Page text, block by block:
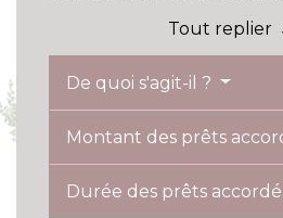
Tout replier
De quoi s'agit-il ?
Montant des prêts
Durée des prêts